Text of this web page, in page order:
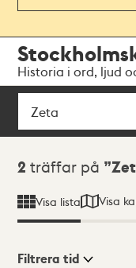
navigationen
huvudinnehållet
Historia i ord, ljud
Sök
Sökresultat
2 träffar på
Visa lista Visa
Filtrera tid